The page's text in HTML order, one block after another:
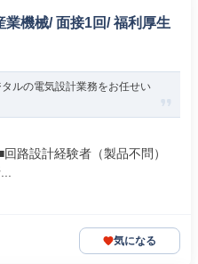
業機械/ 面接1回/ 福利厚生
ルの電気設計業務をお任せい
路設計経験者（製品不問）
気になる